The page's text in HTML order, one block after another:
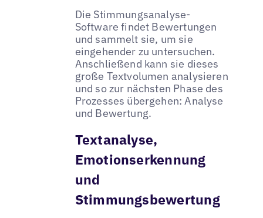
Die Stimmungsanalyse-
Software findet Bewertungen
und sammelt sie, um sie
eingehender zu untersuchen.
Anschließend kann sie dieses
große Textvolumen analysieren
und so zur nächsten Phase des
Prozesses übergehen: Analyse
und Bewertung.
Textanalyse,
Emotionserkennung
und
Stimmungsbewertung